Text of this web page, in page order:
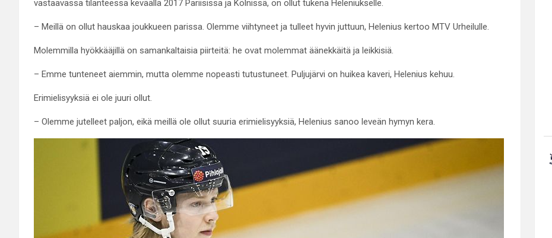
vastaavassa tilanteessa keväällä 2017 Pariisissa ja Kölnissä, on ollut tukena Heleniukselle.
– Meillä on ollut hauskaa joukkueen parissa. Olemme viihtyneet ja tulleet hyvin juttuun, Helenius kertoo MTV Urheilulle.
Molemmilla hyökkääjillä on samankaltaisia piirteitä: he ovat molemmat äänekkäitä ja leikkisiä.
– Emme tunteneet aiemmin, mutta olemme nopeasti tutustuneet. Puljujärvi on huikea kaveri, Helenius kehuu.
Erimielisyyksiä ei ole juuri ollut.
– Olemme jutelleet paljon, eikä meillä ole ollut suuria erimielisyyksiä, Helenius sanoo leveän hymyn kera.